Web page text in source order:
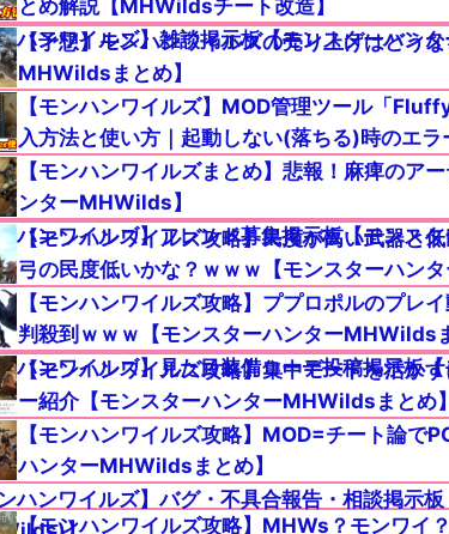
とめ解説【MHWildsチート改造】
ハンワイルズ】雑談掲示板【モンスターハン
【予想】モンハンワイルズの売り上げはどう
MHWildsまとめ】
【モンハンワイルズ】MOD管理ツール「
入方法と使い方｜起動しない(落ちる)時のエ
造】
【モンハンワイルズまとめ】悲報！麻痺のア
ンターMHWilds】
ハンワイルズ】フレンド募集掲示板【モンス
【モンハンワイルズ攻略】民度が高い武器と
弓の民度低いかな？ｗｗｗ【モンスターハン
【モンハンワイルズ攻略】ププロポルのプレ
判殺到ｗｗｗ【モンスターハンターMHWilds
ハンワイルズ】見た目装備コーデ投稿掲示板
【モンハンワイルズ攻略】集中モードを活か
ー紹介【モンスターハンターMHWildsまとめ】
【モンハンワイルズ攻略】MOD=チート論で
ハンターMHWildsまとめ】
ンハンワイルズ】バグ・不具合報告・相談掲示
【モンハンワイルズ攻略】MHWs？モンワイ